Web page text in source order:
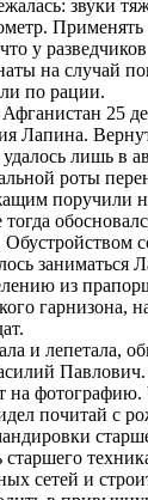
звуки
у разведчиков
на случай
по рации.
25
Лапина.
лишь в
роты
поручили
заниматься
из
гарнизона,
и лепетала,
фотографию.
почитай с
сетей и